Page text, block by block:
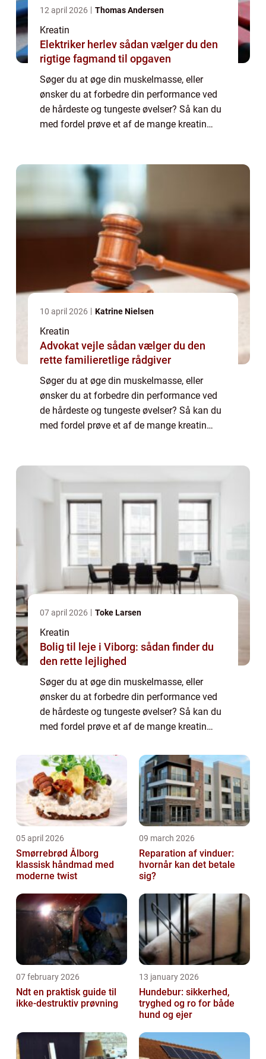
12 april 2026 Thomas Andersen
Kreatin
Elektriker herlev sådan vælger du den
rigtige fagmand til opgaven
Søger du at øge din muskelmasse, eller
ønsker du at forbedre din performance ved
de hårdeste og tungeste øvelser? Så kan du
med fordel prøve et af de mange kreatin
10 april 2026 Katrine Nielsen
Kreatin
Advokat vejle sådan vælger du den
rette familieretlige rådgiver
Søger du at øge din muskelmasse, eller
ønsker du at forbedre din performance ved
de hårdeste og tungeste øvelser? Så kan du
med fordel prøve et af de mange kreatin
07 april 2026 Toke Larsen
Kreatin
Bolig til leje i Viborg: sådan finder du
den rette lejlighed
Søger du at øge din muskelmasse, eller
ønsker du at forbedre din performance ved
de hårdeste og tungeste øvelser? Så kan du
med fordel prøve et af de mange kreatin
05 april 2026
Smørrebrød Ålborg
klassisk håndmad med
moderne twist
09 march 2026
Reparation af vinduer:
hvornår kan det betale
sig?
07 february 2026
Ndt en praktisk guide til
ikke-destruktiv prøvning
13 january 2026
Hundebur: sikkerhed,
tryghed og ro for både
hund og ejer